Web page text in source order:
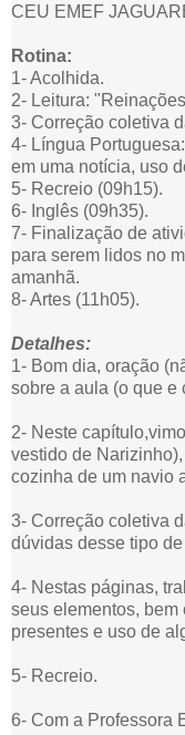
CEU EMEF
Rotina:
1- Acolhida.
2- Leitura:
3- Correção coletiva
4- Língua
em uma notícia, uso
5- Recreio (09h15).
6- Inglês (09h35).
7- Finalização de
para serem lidos no
amanhã.
8- Artes (11h05).
Detalhes:
1- Bom dia, oração
sobre a aula (o que e
2- Neste
vestido de
cozinha de um navio
3- Correção coletiva
dúvidas desse tipo de
4- Nestas páginas,
seus elementos, bem
presentes e uso de
5- Recreio.
6- Com a Professora